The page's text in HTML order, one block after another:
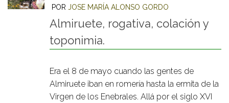
POR JOSE MARÍA ALONSO GORDO
Almiruete, rogativa, colación y
toponimia.
Era el 8 de mayo cuando las gentes de
Almiruete iban en romería hasta la ermita de la
Virgen de los Enebrales. Allá por el siglo XVI